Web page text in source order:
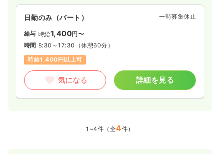
日勤のみ（パート） 一時募集休止
給与 時給1,400円〜
時間 8:30～17:30 （休憩60分）
時給1,400円以上可
気になる 詳細を見る
1~4件（全4件）